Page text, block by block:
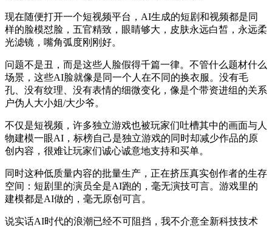
现在随便打开一个短视频平台，AI生成的短剧和视频都是同
样的脸模怼脸，五官精致，眼睛够大，皮肤永远白皙，永远柔
光滤镜，嘴角弧度刚刚好。
问题不是丑，而是这些人脸假得千篇一律。不管什么题材什么
场景，这些AI脸就像是同一个人在不同的换衣服。没有毛
孔、没有纹理、没有表情的细微变化，像是个带资进组的关系
户伪人大小姐/大少爷。
不仅是短视频，许多独立游戏也被玩家们吐槽其中的画面与人
物建模一眼AI，标榜自己是独立游戏的同时却减少作品的原
创内容，很难让玩家们诚心诚意地支持和买单。
同时这种低质量内容的批量生产，正在挤压真实创作者的生存
空间：短剧里的演员全是AI跑的，毫无演技可言。游戏里的
建模都是AI做的，毫无原创可言。
说实话AI时代的浪潮已经不可阻挡，我不介意全新科技技术